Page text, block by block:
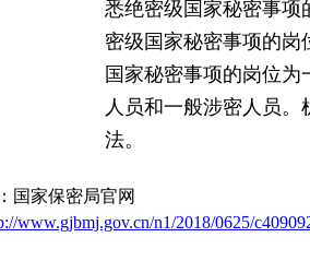
悉绝密级国家秘密事项
密级国家秘密事项的
国家秘密事项的岗位
人员和一般涉密人员
法。
国家保密局官网
www.gjbmj.gov.cn/n1/2018/0625/